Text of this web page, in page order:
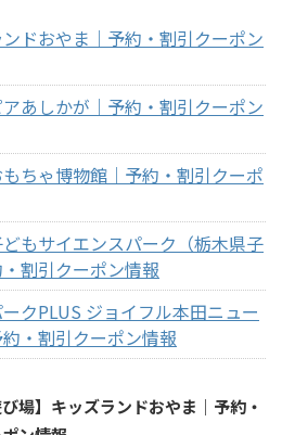
ンドおやま｜予約・割引クーポン
アあしかが｜予約・割引クーポン
もちゃ博物館｜予約・割引クーポ
どもサイエンスパーク（栃木県子
割引クーポン情報
クPLUS ジョイフル本田ニュー
・割引クーポン情報
び場】キッズランドおやま｜予約・